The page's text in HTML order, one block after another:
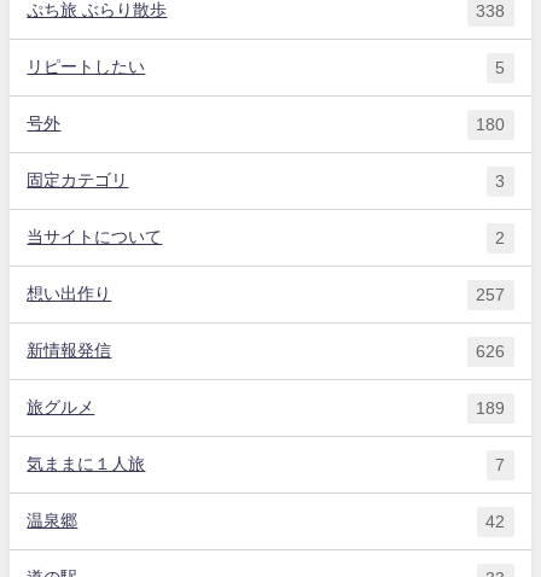
ぷち旅 ぶらり散歩 338
リピートしたい 5
号外 180
固定カテゴリ 3
当サイトについて 2
想い出作り 257
新情報発信 626
旅グルメ 189
気ままに１人旅 7
温泉郷 42